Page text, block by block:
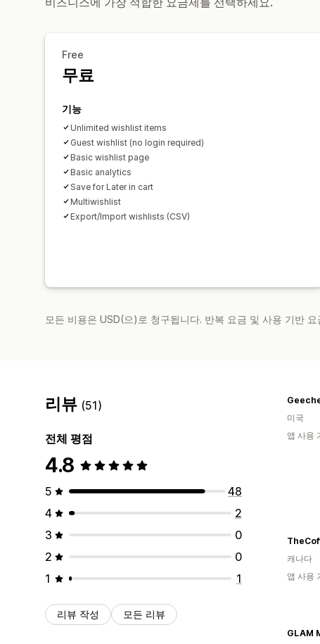
Free
무료
기능
Unlimited wishlist items
Guest wishlist (no login required)
Basic wishlist page
Basic analytics
Save for Later in cart
Multiwishlist
Export/Import wishlists (CSV)
모든 비용은 USD(으)로 청구됩니다. 반복 요금 및 사용 기반
리뷰 (51)
전체 평점
4.8
5
48
4
2
3
0
2
0
1
1
리뷰 작성 모든 리뷰
미국
앱 사용
캐나다
앱 사용
GLAM